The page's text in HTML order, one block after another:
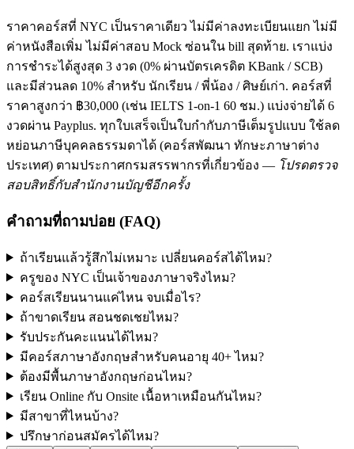
ราคาคอร์สที่ NYC เป็นราคาเดียว ไม่มีค่าลงทะเบียนแยก ไม่มี
ค่าหนังสือเพิ่ม ไม่มีค่าสอบ Mock ซ่อนใน bill สุดท้าย. เราแบ่ง
การชำระได้สูงสุด 3 งวด (0% ผ่านบัตรเครดิต KBank / SCB)
และมีส่วนลด 10% สำหรับ นักเรียน / พี่น้อง / ศิษย์เก่า. คอร์สที่
ราคาสูงกว่า ฿30,000 (เช่น IELTS 1-on-1 60 ชม.) แบ่งจ่ายได้ 6
งวดผ่าน Payplus. ทุกใบเสร็จเป็นใบกำกับภาษีเต็มรูปแบบ ใช้ลด
หย่อนภาษีบุคคลธรรมดาได้ (คอร์สพัฒนา ทักษะภาษาต่าง
ประเทศ) ตามประกาศกรมสรรพากรที่เกี่ยวข้อง — โปรดตรวจ
สอบสิทธิ์กับสำนักงานบัญชีอีกครั้ง
คำถามที่ถามบ่อย (FAQ)
ถ้าเรียนแล้วรู้สึกไม่เหมาะ เปลี่ยนคอร์สได้ไหม?
ครูของ NYC เป็นเจ้าของภาษาจริงไหม?
คอร์สเรียนนานแค่ไหน จบเมื่อไร?
ถ้าขาดเรียน สอนชดเชยไหม?
รับประกันคะแนนได้ไหม?
มีคอร์สภาษาอังกฤษสำหรับคนอายุ 40+ ไหม?
ต้องมีพื้นภาษาอังกฤษก่อนไหม?
เรียน Online กับ Onsite เนื้อหาเหมือนกันไหม?
มีสาขาที่ไหนบ้าง?
ปรึกษาก่อนสมัครได้ไหม?